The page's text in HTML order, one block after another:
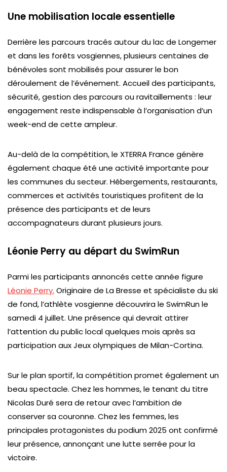
Une mobilisation locale essentielle
Derrière les parcours tracés autour du lac de Longemer
et dans les forêts vosgiennes, plusieurs centaines de
bénévoles sont mobilisés pour assurer le bon
déroulement de l’événement. Accueil des participants,
sécurité, gestion des parcours ou ravitaillements : leur
engagement reste indispensable à l’organisation d’un
week-end de cette ampleur.
Au-delà de la compétition, le XTERRA France génère
également chaque été une activité importante pour
les communes du secteur. Hébergements, restaurants,
commerces et activités touristiques profitent de la
présence des participants et de leurs
accompagnateurs durant plusieurs jours.
Léonie Perry au départ du SwimRun
Parmi les participants annoncés cette année figure
Léonie Perry. Originaire de La Bresse et spécialiste du ski
de fond, l’athlète vosgienne découvrira le SwimRun le
samedi 4 juillet. Une présence qui devrait attirer
l’attention du public local quelques mois après sa
participation aux Jeux olympiques de Milan-Cortina.
Sur le plan sportif, la compétition promet également un
beau spectacle. Chez les hommes, le tenant du titre
Nicolas Duré sera de retour avec l’ambition de
conserver sa couronne. Chez les femmes, les
principales protagonistes du podium 2025 ont confirmé
leur présence, annonçant une lutte serrée pour la
victoire.